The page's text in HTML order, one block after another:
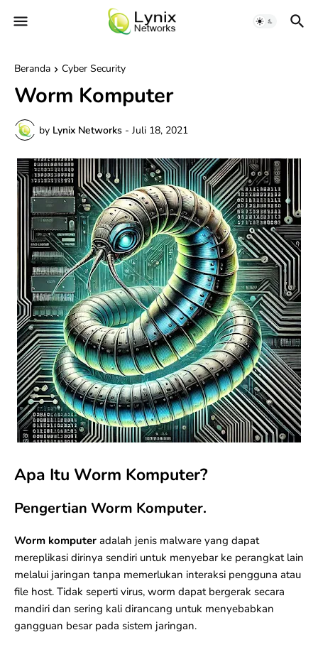
Beranda Cyber Security
Worm Komputer
by Lynix Networks - Juli 18, 2021
Apa Itu Worm Komputer?
Pengertian Worm Komputer.
Worm komputer adalah jenis malware yang dapat
mereplikasi dirinya sendiri untuk menyebar ke perangkat lain
melalui jaringan tanpa memerlukan interaksi pengguna atau
file host. Tidak seperti virus, worm dapat bergerak secara
mandiri dan sering kali dirancang untuk menyebabkan
gangguan besar pada sistem jaringan.